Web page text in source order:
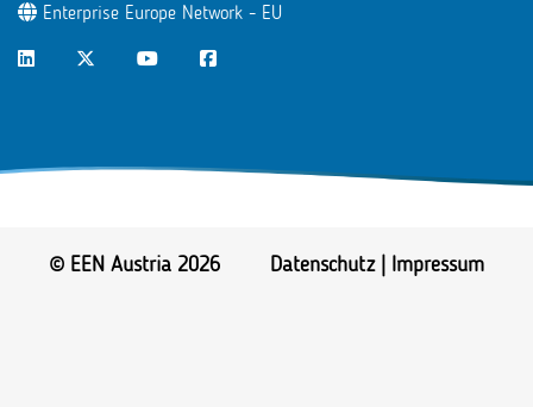
Enterprise Europe Network - EU
LinkedInTwitterYoutubeFacebook
© EEN Austria 2026 Datenschutz| Impressum